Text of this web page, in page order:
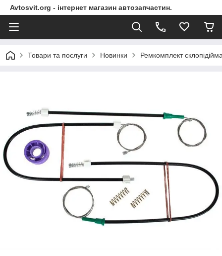
Avtosvit.org - інтернет магазин автозапчастин.
Товари та послуги Новинки Ремкомплект